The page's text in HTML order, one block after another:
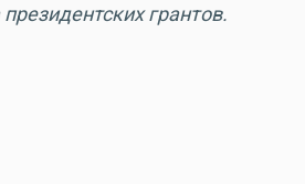
грантов.